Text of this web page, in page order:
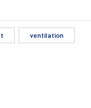
ventilation